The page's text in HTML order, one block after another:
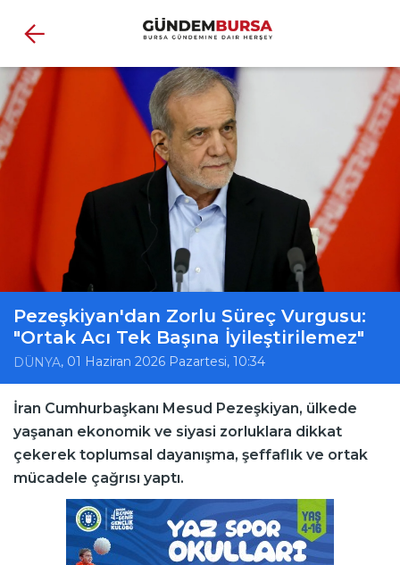
Pezeşkiyan'dan Zorlu Süreç Vurgusu:
"Ortak Acı Tek Başına İyileştirilemez"
DÜNYA, 01 Haziran 2026 Pazartesi, 10:34
İran Cumhurbaşkanı Mesud Pezeşkiyan, ülkede
yaşanan ekonomik ve siyasi zorluklara dikkat
çekerek toplumsal dayanışma, şeffaflık ve ortak
mücadele çağrısı yaptı.